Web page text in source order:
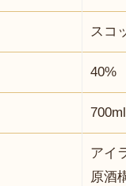
スコ
40%
700ml
アイ
原酒